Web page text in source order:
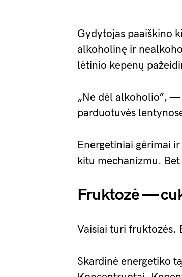
Gydytojas paaiškino
alkoholinę ir
lėtinio kepenų
„Ne dėl alkoholio”,
parduotuvės
Energetiniai gėrimai
kitu mechanizmu.
Fruktozė —
Vaisiai turi fruktozės.
Skardinė energetiko